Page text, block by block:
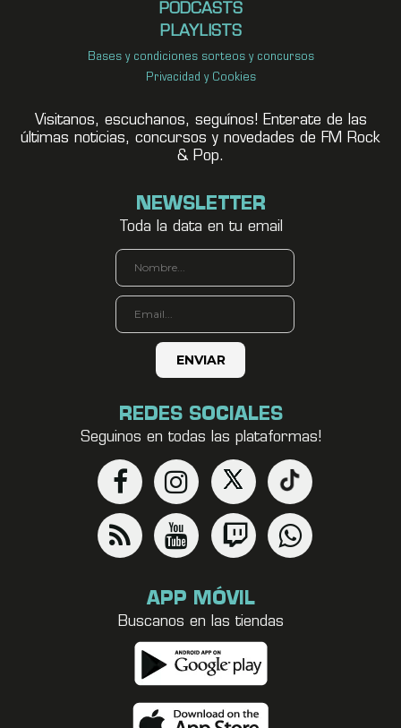
PODCASTS
PLAYLISTS
Bases y condiciones sorteos y concursos
Privacidad y Cookies
Visitanos, escuchanos, seguínos! Enterate de las
últimas noticias, concursos y novedades de FM Rock
& Pop.
NEWSLETTER
Toda la data en tu email
REDES SOCIALES
Seguinos en todas las plataformas!
APP MÓVIL
Buscanos en las tiendas